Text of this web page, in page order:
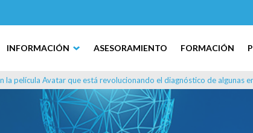
INFORMACIÓN ASESORAMIENTO FORMACIÓN
la película Avatar que está revolucionando el diagnóstico de algunas